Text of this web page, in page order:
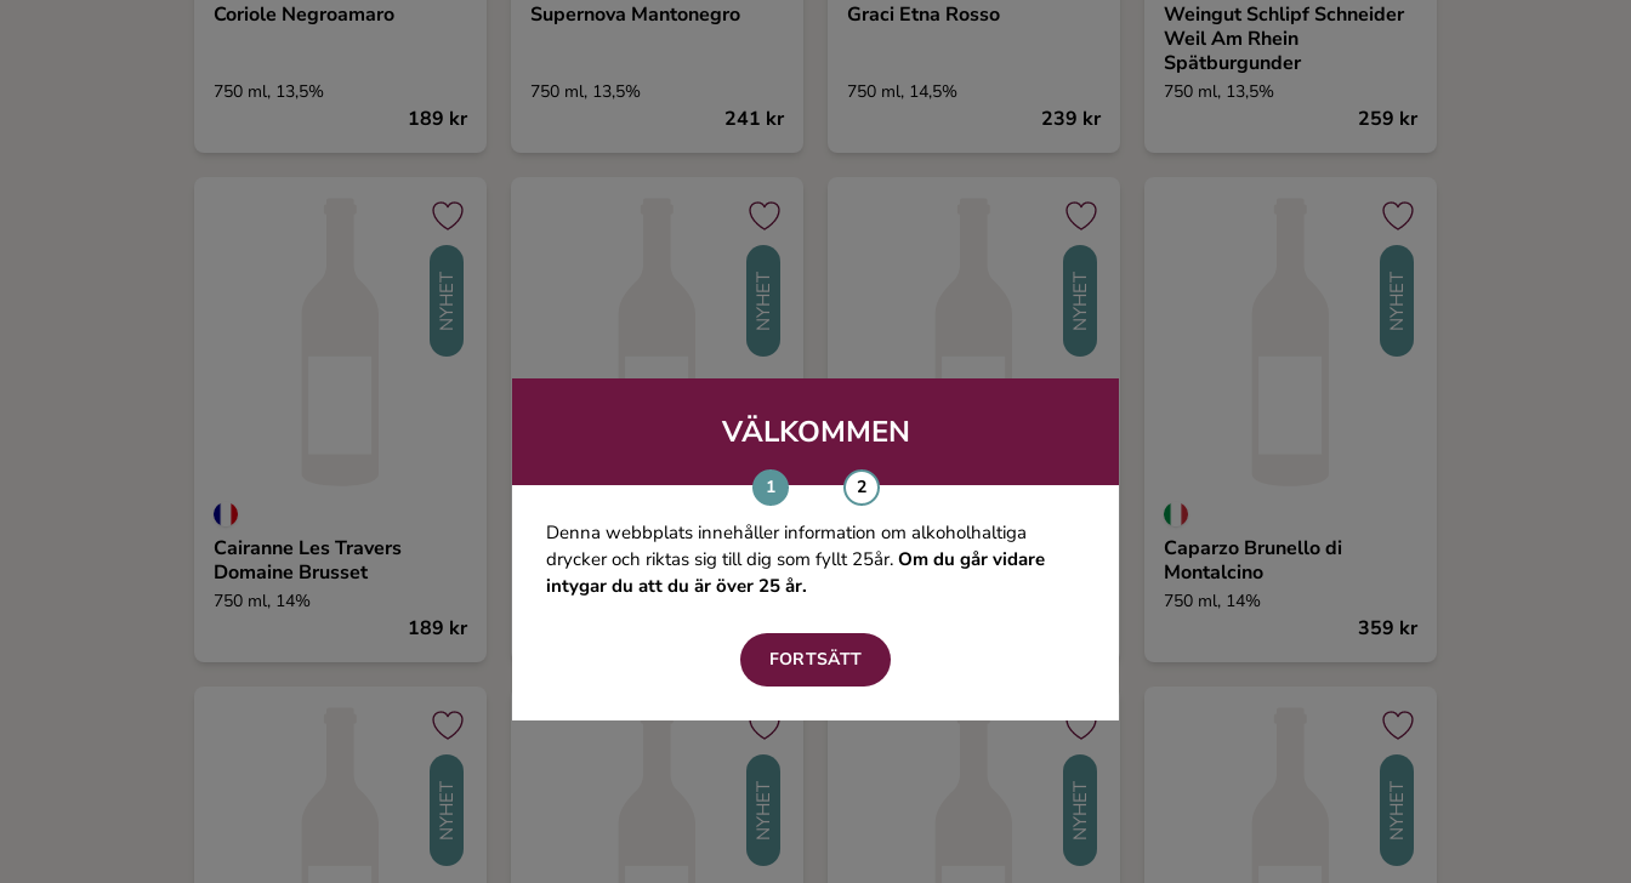
VÄLKOMMEN
Denna webbplats innehåller information om alkoholhaltiga
drycker och riktas sig till dig som fyllt 25år. Om du går vidare
intygar du att du är över 25 år.
FORTSÄTT
Coriole Negroamaro
750 ml, 13,5%
189 kr
Supernova Mantonegro
750 ml, 13,5%
241 kr
Graci Etna Rosso
750 ml, 14,5%
239 kr
Weingut Schlipf Schneider
Weil Am Rhein
Spätburgunder
750 ml, 13,5%
259 kr
NYHET
Cairanne Les Travers
Domaine Brusset
750 ml, 14%
189 kr
NYHET
Viña Arana Gran Reserva
750 ml, 14%
369 kr
NYHET
Finca Montote Reserva
NYHET
Caparzo Brunello di
Montalcino
750 ml, 14%
359 kr
NYHET NYHET NYHET NYHET